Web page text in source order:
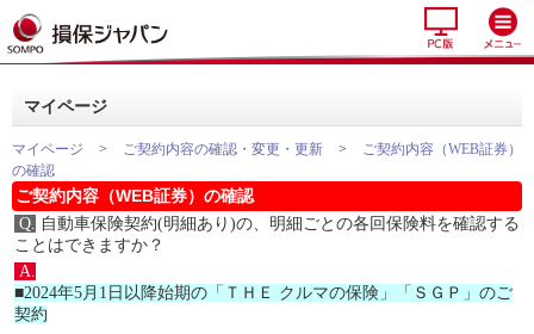
マイページ
マイページ > ご契約内容の確認・変更・更新 >
ご契約内容（WEB証券）
の確認
ご契約内容（WEB証券）の確認
Q. 自動車保険契約(明細あり)の、明細ごとの各回保険料を確認する
ことはできますか？
A.
■2024年5月1日以降始期の「ＴＨＥ クルマの保険」「ＳＧＰ」のご
契約